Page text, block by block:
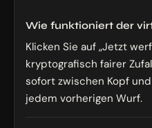
Wie funktioniert der
Klicken Sie auf „Jetzt
kryptografisch fairer
sofort zwischen Kopf
jedem vorherigen Wurf.